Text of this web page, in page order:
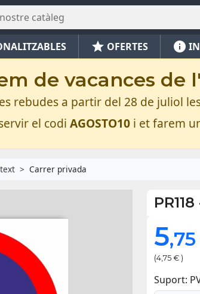
star OFERTES info
de vacances de
rebudes a partir del 28 de juliol
el codi AGOSTO10i et farem
Carrer privada
PR118
5
(4,75 € )
Suport: